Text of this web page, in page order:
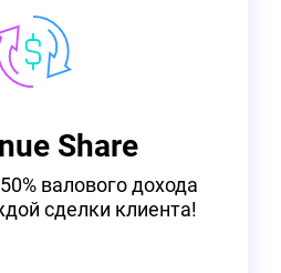
Share
валового дохода
сделки клиента!